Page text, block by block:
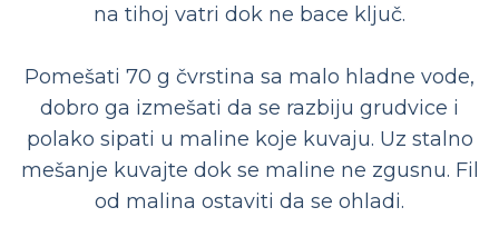
na tihoj vatri dok ne bace ključ.
Pomešati 70 g čvrstina sa malo hladne vode,
dobro ga izmešati da se razbiju grudvice i
polako sipati u maline koje kuvaju. Uz stalno
mešanje kuvajte dok se maline ne zgusnu. Fil
od malina ostaviti da se ohladi.